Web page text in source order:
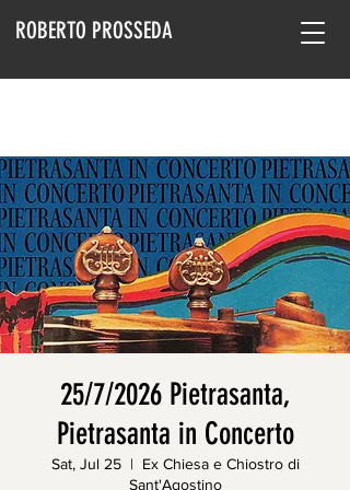
ROBERTO PROSSEDA
25/7/2026 Pietrasanta,
Pietrasanta in Concerto
Sat, Jul 25
  |
Ex Chiesa e Chiostro di
Sant'Agostino